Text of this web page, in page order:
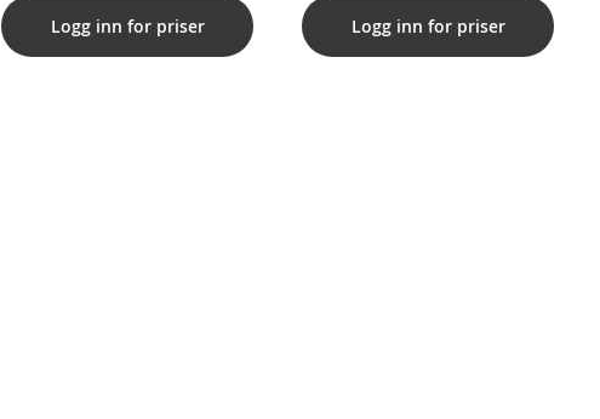
Logg inn for priser Logg inn for priser